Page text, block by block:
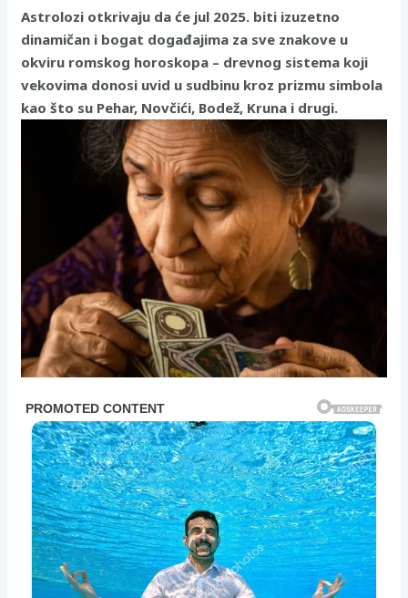
Astrolozi otkrivaju da će jul 2025. biti izuzetno
dinamičan i bogat događajima za sve znakove u
okviru romskog horoskopa – drevnog sistema koji
vekovima donosi uvid u sudbinu kroz prizmu simbola
kao što su Pehar, Novčići, Bodež, Kruna i drugi.